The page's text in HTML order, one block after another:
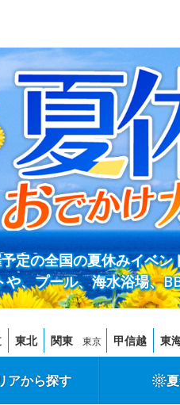
定の全国の夏休みイベ
、プール、海水浴場、
東北 関東 東京 甲信越 東
アから探す